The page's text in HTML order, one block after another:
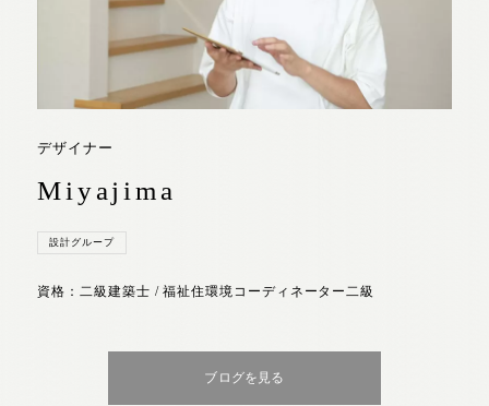
デザイナー
Miyajima
設計グループ
資格：二級建築士 / 福祉住環境コーディネーター二級
ブログを見る